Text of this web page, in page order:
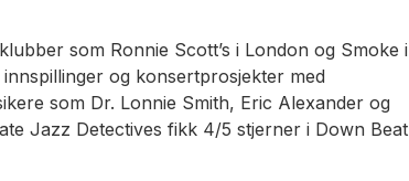
som Ronnie Scott’s i London og Smoke i
og konsertprosjekter med
som Dr. Lonnie Smith, Eric Alexander og
Jazz Detectives fikk 4/5 stjerner i Down Beat